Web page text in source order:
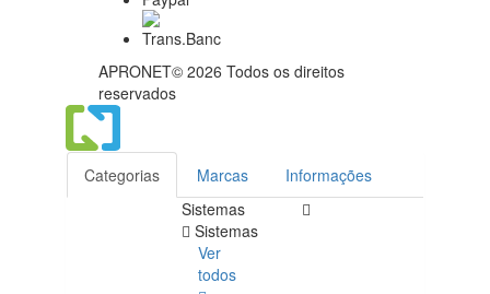
APRONET© 2026 Todos os direitos
reservados
Categorias Marcas
Informações
Sistemas
Sistemas
Ver
todos